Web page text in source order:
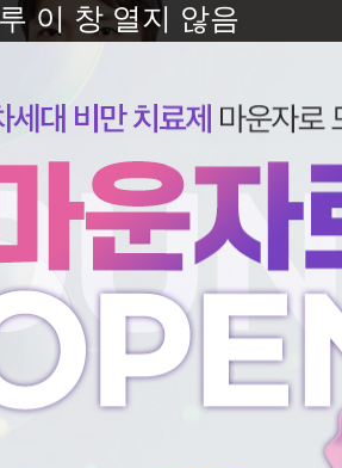
이 창 열지 않음